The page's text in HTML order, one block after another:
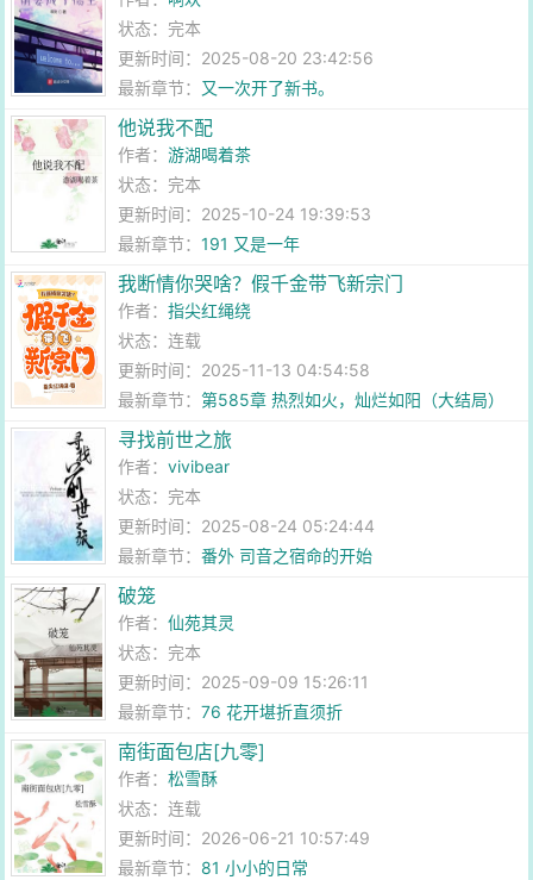
状态：完本
更新时间：2025-08-20 23:42:56
最新章节： 又一次开了新书。
他说我不配
作者：游湖喝着茶
状态：完本
更新时间：2025-10-24 19:39:53
最新章节：191 又是一年
我断情你哭啥？假千金带飞新宗门
作者：指尖红绳绕
状态：连载
更新时间：2025-11-13 04:54:58
最新章节：第585章 热烈如火，灿烂如阳（大结局）
寻找前世之旅
作者：vivibear
状态：完本
更新时间：2025-08-24 05:24:44
最新章节：番外 司音之宿命的开始
破笼
作者：仙苑其灵
状态：完本
更新时间：2025-09-09 15:26:11
最新章节：76 花开堪折直须折
南街面包店[九零]
作者：松雪酥
状态：连载
更新时间：2026-06-21 10:57:49
最新章节： 81 小小的日常